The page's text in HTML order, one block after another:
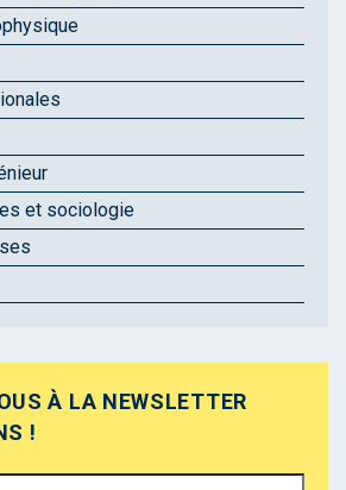
et sociologie
À LA NEWSLETTER
!